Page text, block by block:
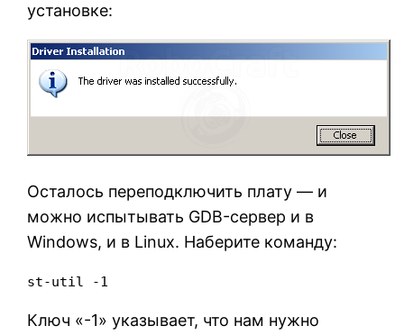
установке:
Осталось переподключить плату — и
можно испытывать GDB-сервер и в
Windows, и в Linux. Наберите команду:
st-util -1
Ключ «-1» указывает, что нам нужно